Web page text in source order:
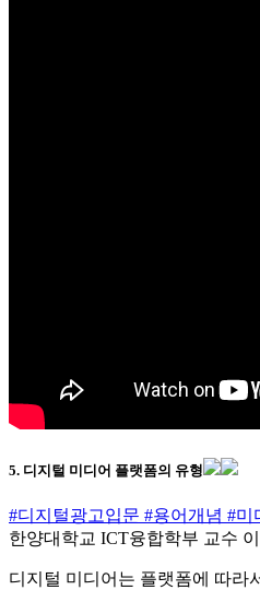
5. 디지털 미디어 플랫폼의 유형
#디지털광고입문 #용어개념 #미
한양대학교 ICT융합학부 교수
디지털 미디어는 플랫폼에 따라